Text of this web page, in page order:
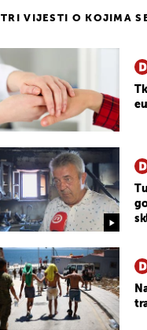
TRI VIJESTI O KOJIMA